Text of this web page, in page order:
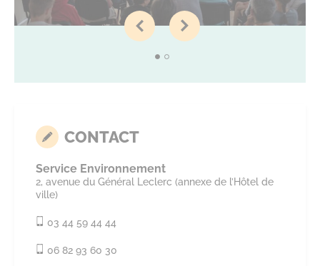
CONTACT
Service Environnement
2, avenue du Général Leclerc (annexe de l’Hôtel de
ville)
03 44 59 44 44
06 82 93 60 30